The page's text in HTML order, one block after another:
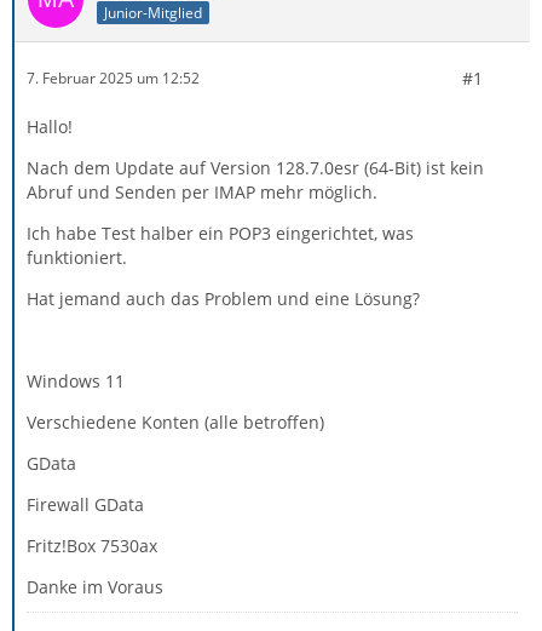
Junior-Mitglied
7. Februar 2025 um 12:52 #1
Hallo!
Nach dem Update auf Version 128.7.0esr (64-Bit) ist kein
Abruf und Senden per IMAP mehr möglich.
Ich habe Test halber ein POP3 eingerichtet, was
funktioniert.
Hat jemand auch das Problem und eine Lösung?
Windows 11
Verschiedene Konten (alle betroffen)
GData
Firewall GData
Fritz!Box 7530ax
Danke im Voraus